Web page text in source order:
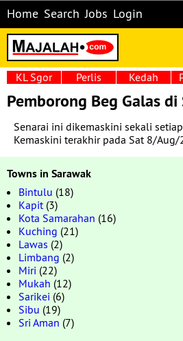
Home Search Jobs Login
KL Sgor Perlis Kedah
Pemborong Beg Galas di
Senarai ini dikemaskini sekali
Kemaskini terakhir pada Sat 8/Aug/
Towns in Sarawak
Bintulu (18)
Kapit(3)
Kota Samarahan (16)
Kuching (21)
Lawas (2)
Limbang (2)
Miri (22)
Mukah (12)
Sarikei (6)
Sibu (19)
Sri Aman (7)